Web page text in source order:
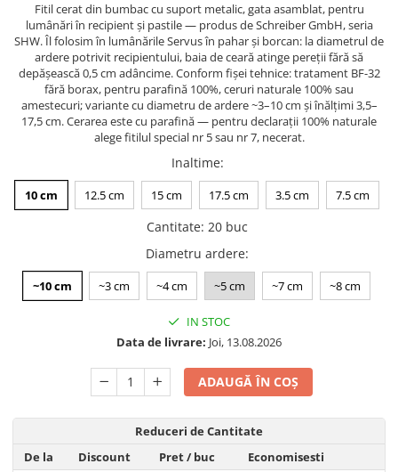
Fitil cerat din bumbac cu suport metalic, gata asamblat, pentru
lumânări în recipient și pastile — produs de Schreiber GmbH, seria
SHW. Îl folosim în lumânările Servus în pahar și borcan: la diametrul de
ardere potrivit recipientului, baia de ceară atinge pereții fără să
depășească 0,5 cm adâncime. Conform fișei tehnice: tratament BF-32
fără borax, pentru parafină 100%, ceruri naturale 100% sau
amestecuri; variante cu diametru de ardere ~3–10 cm și înălțimi 3,5–
17,5 cm. Cerarea este cu parafină — pentru declarații 100% naturale
alege fitilul special nr 5 sau nr 7, necerat.
Inaltime:
10 cm 12.5 cm 15 cm 17.5 cm 3.5 cm 7.5 cm
Cantitate: 20 buc
Diametru ardere:
~10 cm ~3 cm ~4 cm ~5 cm ~7 cm ~8 cm
IN STOC
Data de livrare: Joi, 13.08.2026
ADAUGĂ ÎN COȘ
Reduceri de Cantitate
De la
Discount Pret/ buc
Economisesti